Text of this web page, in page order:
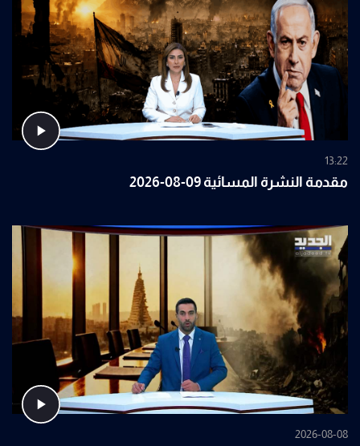
13:22
مقدمة النشرة المسائية 09-08-2026
2026-08-08